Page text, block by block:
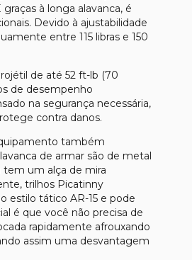
à longa alavanca, é
Devido à ajustabilidade
entre 115 libras e 150
de até 52 ft-lb (70
de desempenho
na segurança necessária,
contra danos.
também
de armar são de metal
um alça de mira
trilhos Picatinny
estilo tático AR-15 e pode
é que você não precisa de
rapidamente afrouxando
assim uma desvantagem